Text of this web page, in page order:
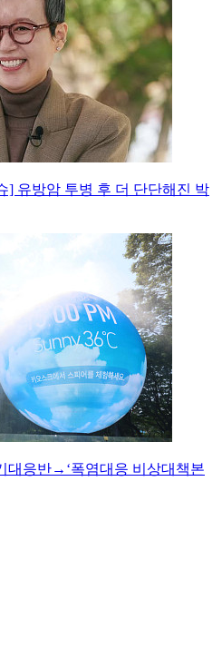
] 유방암 투병 후 더 단단해진 박
대응반→‘폭염대응 비상대책본